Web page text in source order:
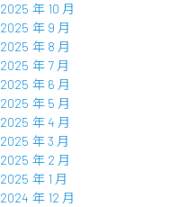
2025 年 10 月
2025 年 9 月
2025 年 8 月
2025 年 7 月
2025 年 6 月
2025 年 5 月
2025 年 4 月
2025 年 3 月
2025 年 2 月
2025 年 1 月
2024 年 12 月